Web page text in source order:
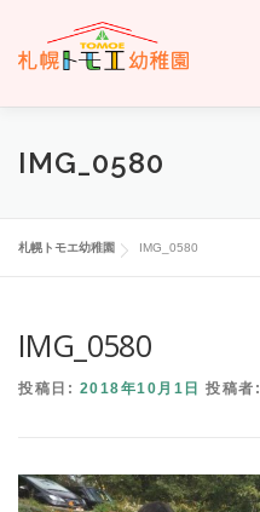
ツ
ホーム トモエについて
交通案内 お問い合わせ
IMG_0580
札幌トモエ幼稚園 IMG_0580
IMG_0580
投稿日: 2018年10月1日 投稿者: